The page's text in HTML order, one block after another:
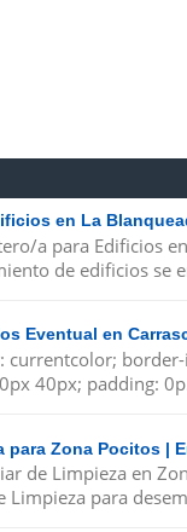
en La
a para Edificios
de edificios se
Eventual en
currentcolor;
40px; padding:
para Zona Pocitos |
de Limpieza en
para